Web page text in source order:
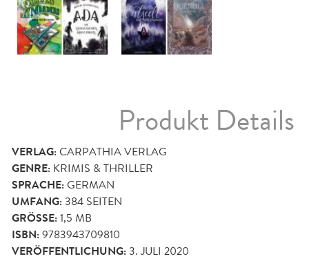
Produkt Details
VERLAG:CARPATHIA VERLAG
GENRE: KRIMIS & THRILLER
SPRACHE:GERMAN
UMFANG:384 SEITEN
GRÖSSE: 1,5 MB
ISBN:9783943709810
VERÖFFENTLICHUNG:3. JULI 2020